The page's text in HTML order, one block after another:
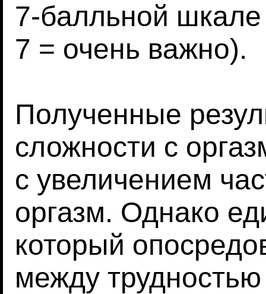
7-балльной
7 = очень важно).
Полученные
сложности с
с увеличением
оргазм. Однако
который
между